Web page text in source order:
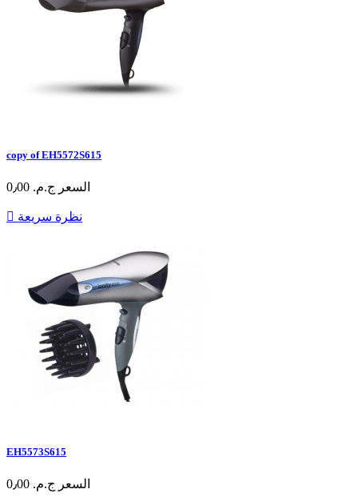
copy of EH5572S615
السعر ج.م.‏ 0٫00
 نظرة سريعة
EH5573S615
السعر ج.م.‏ 0٫00